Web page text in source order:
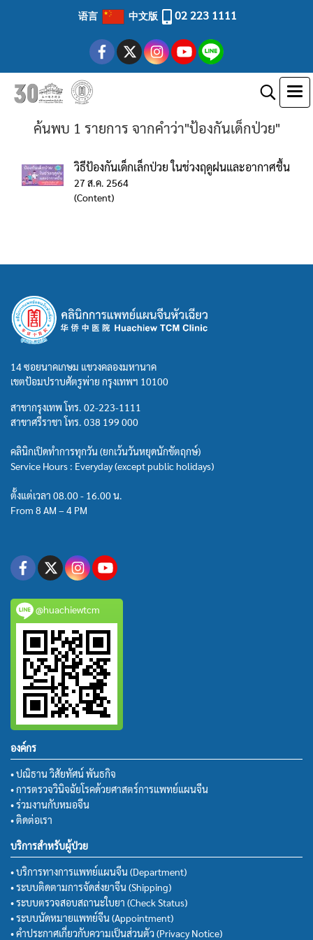
语言 中文版 02 223 1111
ค้นพบ 1 รายการ จากคำว่า"ป้องกันเด็กป่วย"
วิธีป้องกันเด็กเล็กป่วย ในช่วงฤดูฝนและอากาศชื้น
27 ส.ค. 2564
(Content)
14 ซอยนาคเกษม แขวงคลองมหานาค
เขตป้อมปราบศัตรูพ่าย กรุงเทพฯ 10100
สาขากรุงเทพ โทร. 02-223-1111
สาขาศรีราชา โทร. 038 199 000
คลินิกเปิดทำการทุกวัน (ยกเว้นวันหยุดนักขัตฤกษ์)
Service Hours : Everyday (except public holidays)
ตั้งแต่เวลา 08.00 - 16.00 น.
From 8 AM – 4 PM
@huachiewtcm
องค์กร
• ปณิธาน วิสัยทัศน์ พันธกิจ
• การตรวจวินิจฉัยโรคด้วยศาสตร์การแพทย์แผนจีน
• ร่วมงานกับหมอจีน
• ติดต่อเรา
บริการสำหรับผู้ป่วย
• บริการทางการแพทย์แผนจีน (Department)
• ระบบติดตามการจัดส่งยาจีน (Shipping)
• ระบบตรวจสอบสถานะใบยา (Check Status)
• ระบบนัดหมายแพทย์จีน (Appointment)
• คำประกาศเกี่ยวกับความเป็นส่วนตัว (Privacy Notice)